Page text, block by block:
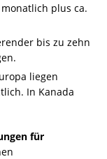
plus ca.
bis zu zehn
liegen
In Kanada
für